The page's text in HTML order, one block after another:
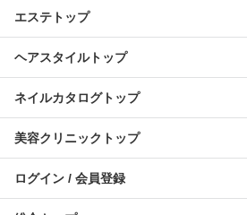
エステトップ
ヘアスタイルトップ
ネイルカタログトップ
美容クリニックトップ
ログイン / 会員登録